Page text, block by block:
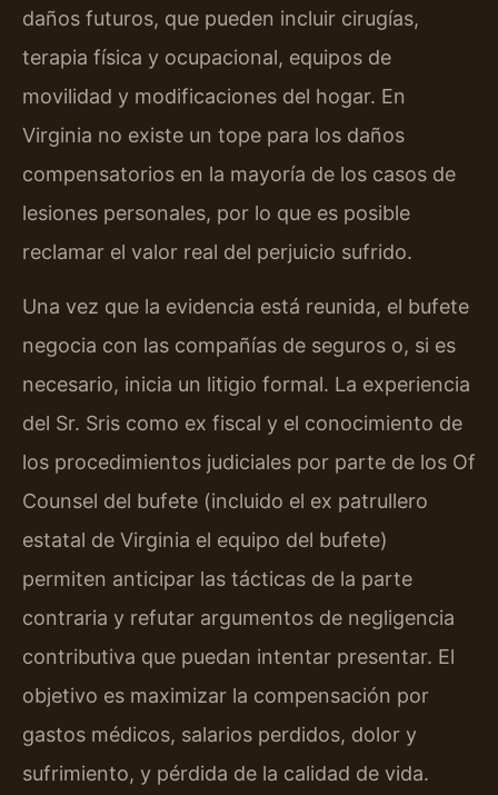
daños futuros, que pueden incluir cirugías,
terapia física y ocupacional, equipos de
movilidad y modificaciones del hogar. En
Virginia no existe un tope para los daños
compensatorios en la mayoría de los casos de
lesiones personales, por lo que es posible
reclamar el valor real del perjuicio sufrido.
Una vez que la evidencia está reunida, el bufete
negocia con las compañías de seguros o, si es
necesario, inicia un litigio formal. La experiencia
del Sr. Sris como ex fiscal y el conocimiento de
los procedimientos judiciales por parte de los Of
Counsel del bufete (incluido el ex patrullero
estatal de Virginia el equipo del bufete)
permiten anticipar las tácticas de la parte
contraria y refutar argumentos de negligencia
contributiva que puedan intentar presentar. El
objetivo es maximizar la compensación por
gastos médicos, salarios perdidos, dolor y
sufrimiento, y pérdida de la calidad de vida.